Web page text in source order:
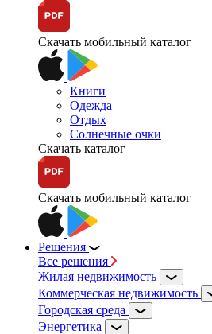
Скачать мобильный каталог
Книги
Одежда
Отдых
Солнечные очки
Скачать каталог
Скачать мобильный каталог
Решения
Все решения
Жилая недвижимость
Коммерческая недвижимость
Городская среда
Энергетика